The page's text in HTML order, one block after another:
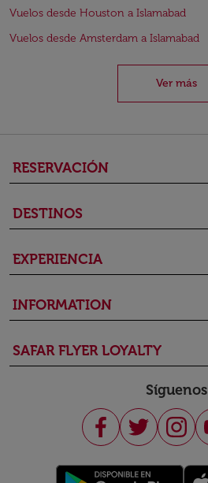
Vuelos desde Houston a Islamabad
Vuelos desde Amsterdam a Islamabad
Ver más
RESERVACIÓN
DESTINOS
EXPERIENCIA
INFORMATION
SAFAR FLYER LOYALTY
Síguenos